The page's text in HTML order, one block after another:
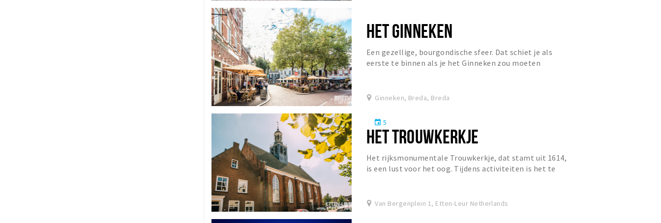
HET GINNEKEN
Een gezellige, bourgondische sfeer. Dat schiet je als
eerste te binnen als je het Ginneken zou moeten
Ginneken, Breda, Breda
event 5
HET TROUWKERKJE
Het rijksmonumentale Trouwkerkje, dat stamt uit 1614,
is een lust voor het oog. Tijdens activiteiten is het te
Van Bergenplein 1, Etten-Leur Netherlands